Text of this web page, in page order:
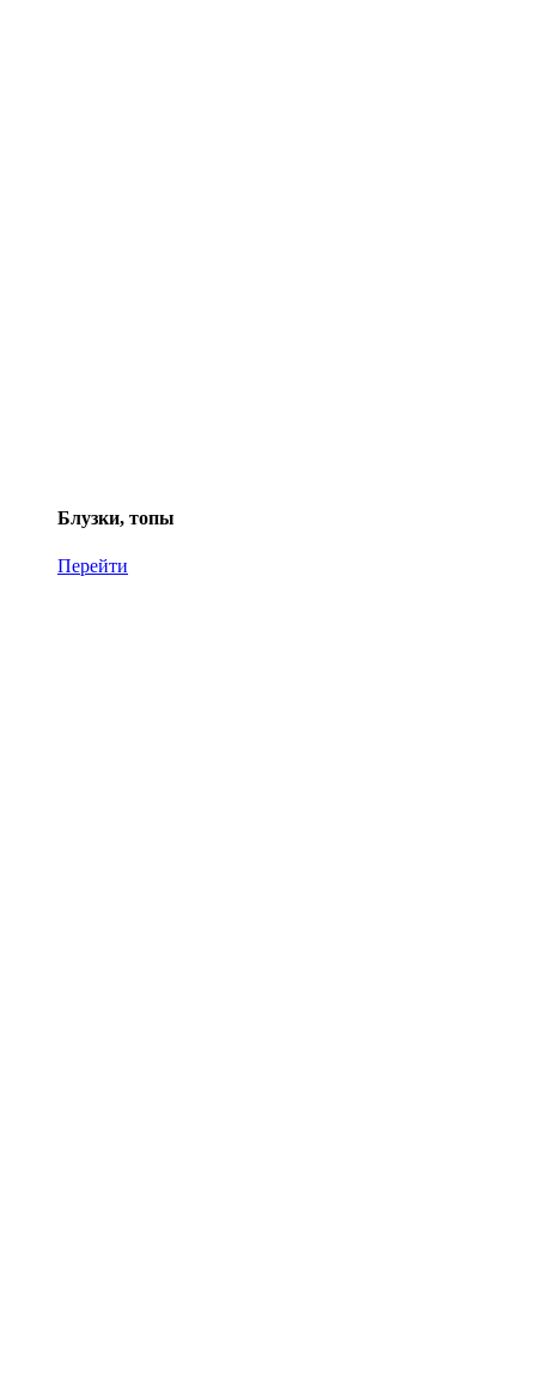
Блузки, топы
Перейти